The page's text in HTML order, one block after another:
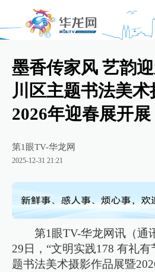
墨香传家风 艺韵
川区主题书法美
2026年迎春展开展
第1眼TV-华龙网
2025-12-31 21:21
第1眼TV-华龙网讯（通
29日，“文明实践178 有礼
题书法美术摄影作品展暨